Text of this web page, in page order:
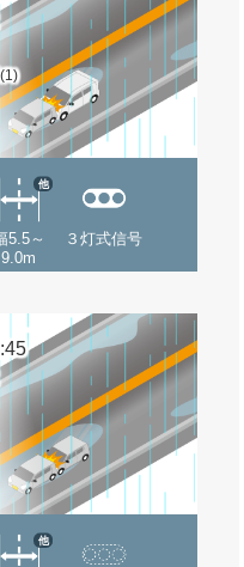
(1)
5.5～
9.0m
他
３灯式信号
他